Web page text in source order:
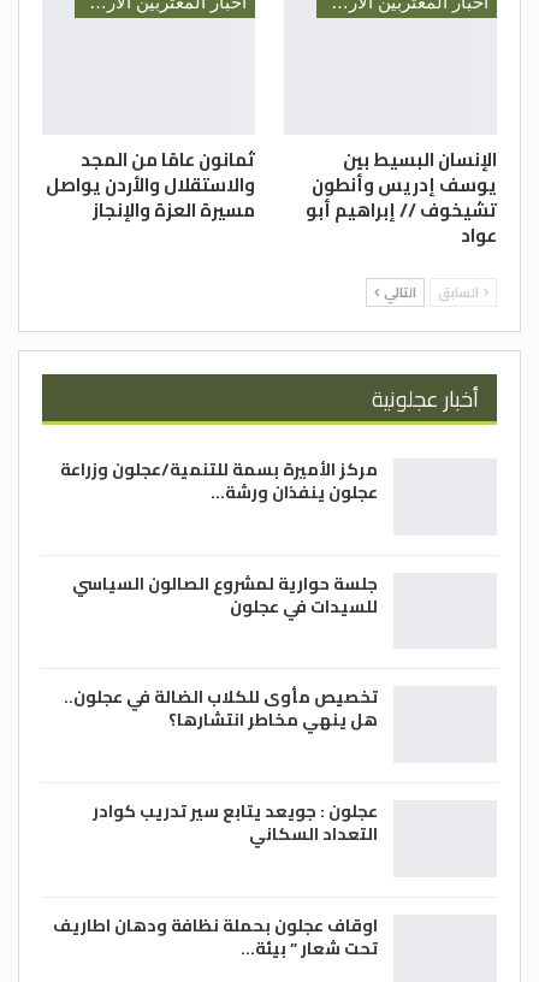
الإنسان البسيط بين
يوسف إدريس وأنطون
تشيخوف // إبراهيم أبو
عواد
ثمانون عامًا من المجد
والاستقلال والأردن يواصل
مسيرة العزة والإنجاز
السابق التالي
أخبار عجلونية
مركز الأميرة بسمة للتنمية/عجلون وزراعة
عجلون ينفذان ورشة…
جلسة حوارية لمشروع الصالون السياسي
للسيدات في عجلون
تخصيص مأوى للكلاب الضالة في عجلون..
هل ينهي مخاطر انتشارها؟
عجلون : جويعد يتابع سير تدريب كوادر
التعداد السكاني
اوقاف عجلون بحملة نظافة ودهان اطاريف
تحت شعار ” بيئة…